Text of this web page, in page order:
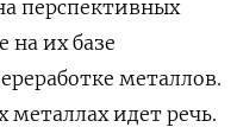
перспективных
на ​их базе
металлов.
металлах идет речь.